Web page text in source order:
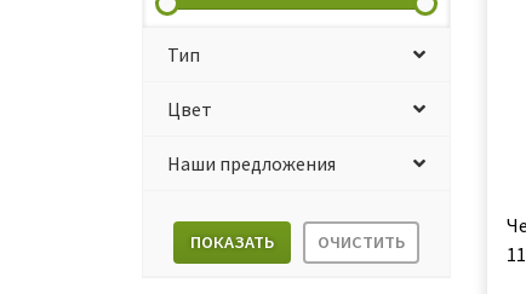
Тип
Цвет
Наши предложения
ПОКАЗАТЬ ОЧИСТИТЬ